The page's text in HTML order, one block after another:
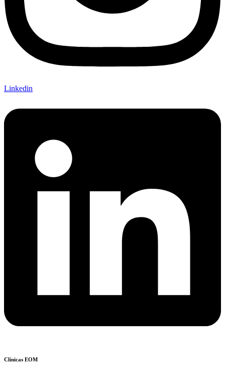
Linkedin
Clínicas EOM